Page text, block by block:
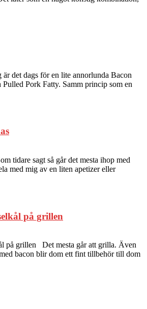
det dags för en lite annorlunda Bacon
Pork Fatty. Samm princip som en
tidare sagt så går det mesta ihop med
med mig av en liten apetizer eller
på grillen
på grillen Det mesta går att grilla. Även
bacon blir dom ett fint tillbehör till dom